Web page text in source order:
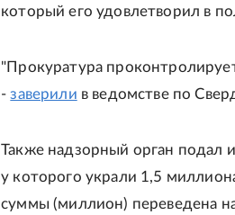
который его удовлетворил в
"Прокуратура
-заверили в ведомстве по
Также надзорный орган подал
у которого украли 1,5
суммы (миллион) переведена